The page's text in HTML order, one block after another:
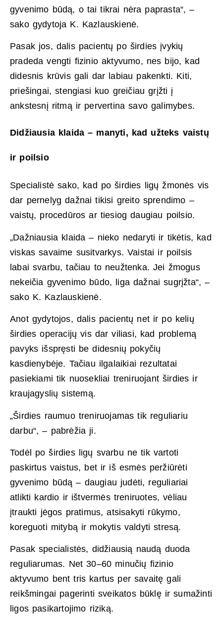
gyvenimo būdą, o tai tikrai nėra paprasta“, –
sako gydytoja K. Kazlauskienė.
Pasak jos, dalis pacientų po širdies įvykių
pradeda vengti fizinio aktyvumo, nes bijo, kad
didesnis krūvis gali dar labiau pakenkti. Kiti,
priešingai, stengiasi kuo greičiau grįžti į
ankstesnį ritmą ir pervertina savo galimybes.
Didžiausia klaida – manyti, kad užteks vaistų
ir poilsio
Specialistė sako, kad po širdies ligų žmonės vis
dar pernelyg dažnai tikisi greito sprendimo –
vaistų, procedūros ar tiesiog daugiau poilsio.
„Dažniausia klaida – nieko nedaryti ir tikėtis, kad
viskas savaime susitvarkys. Vaistai ir poilsis
labai svarbu, tačiau to neužtenka. Jei žmogus
nekeičia gyvenimo būdo, liga dažnai sugrįžta“, –
sako K. Kazlauskienė.
Anot gydytojos, dalis pacientų net ir po kelių
širdies operacijų vis dar viliasi, kad problemą
pavyks išspręsti be didesnių pokyčių
kasdienybėje. Tačiau ilgalaikiai rezultatai
pasiekiami tik nuosekliai treniruojant širdies ir
kraujagyslių sistemą.
„Širdies raumuo treniruojamas tik reguliariu
darbu“, – pabrėžia ji.
Todėl po širdies ligų svarbu ne tik vartoti
paskirtus vaistus, bet ir iš esmės peržiūrėti
gyvenimo būdą – daugiau judėti, reguliariai
atlikti kardio ir ištvermės treniruotes, vėliau
įtraukti jėgos pratimus, atsisakyti rūkymo,
koreguoti mitybą ir mokytis valdyti stresą.
Pasak specialistės, didžiausią naudą duoda
reguliarumas. Net 30–60 minučių fizinio
aktyvumo bent tris kartus per savaitę gali
reikšmingai pagerinti sveikatos būklę ir sumažinti
ligos pasikartojimo riziką.